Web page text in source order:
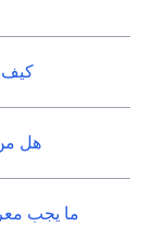
كيف
هل
ما يجب